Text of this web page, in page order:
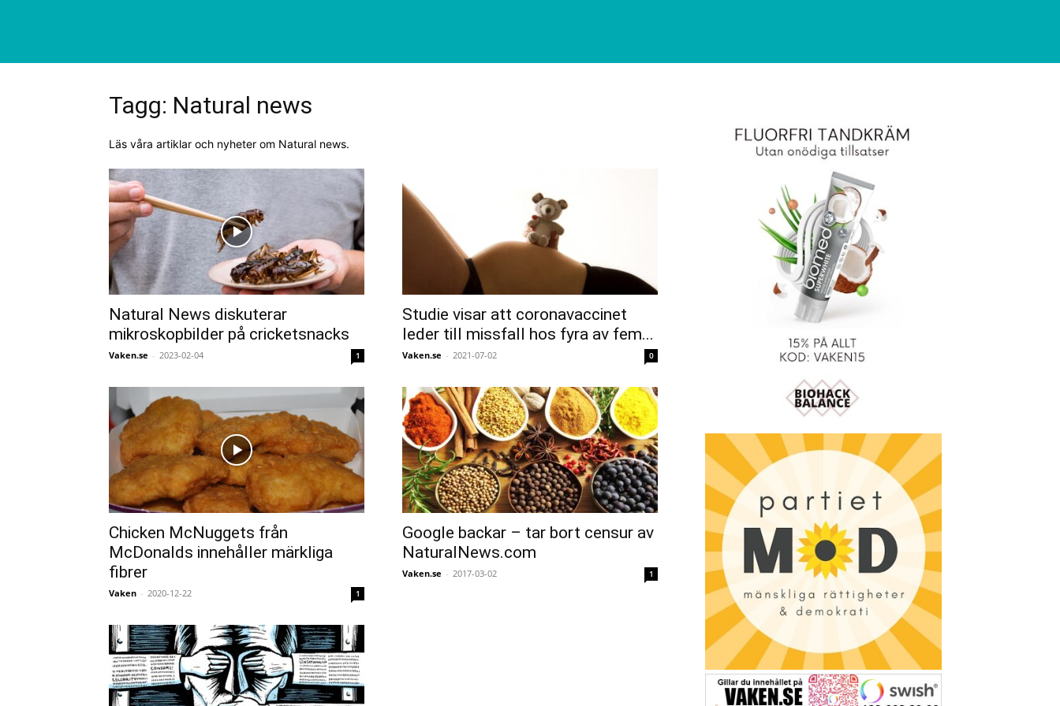
Tagg: Natural news
Läs våra artiklar och nyheter om Natural news.
Natural News diskuterar
mikroskopbilder på cricketsnacks
Vaken.se - 2023-02-04 1
Studie visar att coronavaccinet
leder till missfall hos fyra av fem...
Vaken.se - 2021-07-02 0
Chicken McNuggets från
McDonalds innehåller märkliga
fibrer
Vaken - 2020-12-22 1
Google backar – tar bort censur av
NaturalNews.com
Vaken.se - 2017-03-02 1